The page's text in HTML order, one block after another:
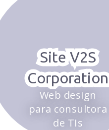
Site V2S
Corporation
Web design
para consultora
de TIs